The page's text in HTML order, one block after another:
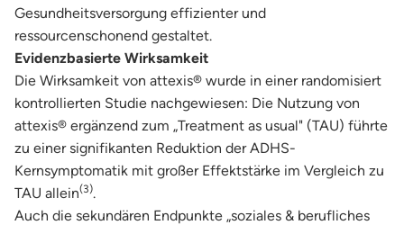
Gesundheitsversorgung effizienter und
ressourcenschonend gestaltet.
Evidenzbasierte Wirksamkeit
Die Wirksamkeit von attexis® wurde in einer randomisiert
kontrollierten Studie nachgewiesen: Die Nutzung von
attexis® ergänzend zum „Treatment as usual" (TAU) führte
zu einer signifikanten Reduktion der ADHS-
Kernsymptomatik mit großer Effektstärke im Vergleich zu
TAU allein(3).
Auch die sekundären Endpunkte „soziales & berufliches